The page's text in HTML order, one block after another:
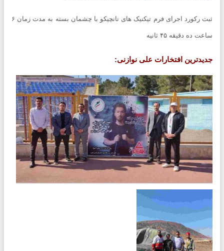
ثبت رکورد اجرای فرم تیکنیک های نانچیکو با چشمان بسته به مدت زمان ۶
ده دقیقه ۴۵ ثانیه
افتخارات علی نوازنی: